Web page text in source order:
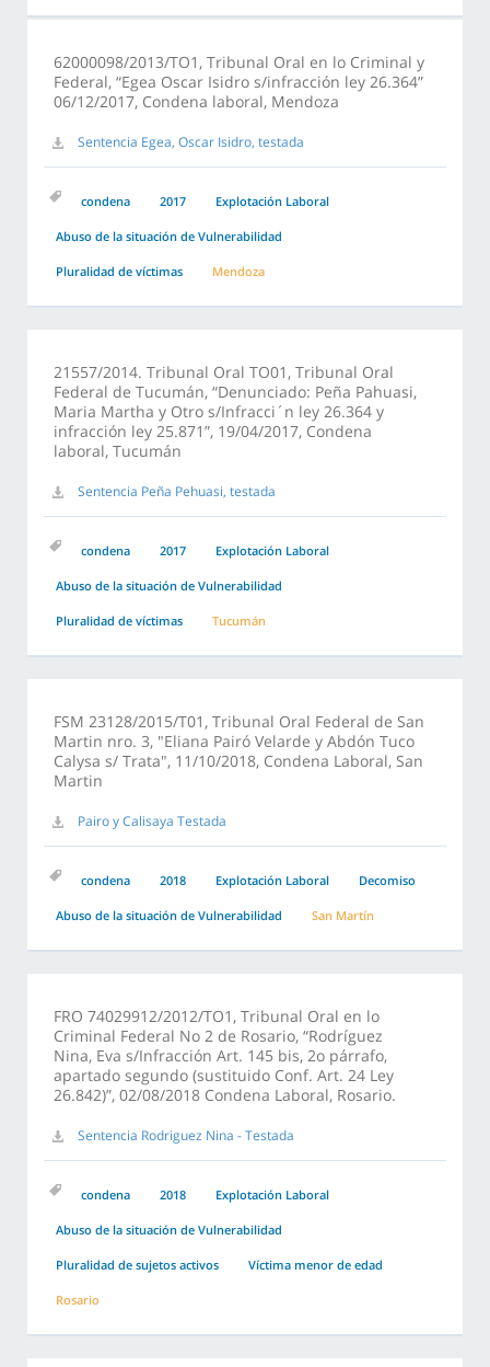
62000098/2013/TO1, Tribunal Oral en lo Criminal y
Federal, “Egea Oscar Isidro s/infracción ley 26.364”
06/12/2017, Condena laboral, Mendoza
Sentencia Egea, Oscar Isidro, testada
condena 2017 Explotación Laboral
Abuso de la situación de Vulnerabilidad
Pluralidad de víctimas Mendoza
21557/2014. Tribunal Oral TO01, Tribunal Oral
Federal de Tucumán, “Denunciado: Peña Pahuasi,
Maria Martha y Otro s/Infracci´n ley 26.364 y
infracción ley 25.871”, 19/04/2017, Condena
laboral, Tucumán
Sentencia Peña Pehuasi, testada
condena 2017 Explotación Laboral
Abuso de la situación de Vulnerabilidad
Pluralidad de víctimas Tucumán
FSM 23128/2015/T01, Tribunal Oral Federal de San
Martin nro. 3, "Eliana Pairó Velarde y Abdón Tuco
Calysa s/ Trata", 11/10/2018, Condena Laboral, San
Martin
Pairo y Calisaya Testada
condena 2018 Explotación Laboral Decomiso
Abuso de la situación de Vulnerabilidad San Martín
FRO 74029912/2012/TO1, Tribunal Oral en lo
Criminal Federal No 2 de Rosario, “Rodríguez
Nina, Eva s/Infracción Art. 145 bis, 2o párrafo,
apartado segundo (sustituido Conf. Art. 24 Ley
26.842)”, 02/08/2018 Condena Laboral, Rosario.
Sentencia Rodriguez Nina - Testada
condena 2018 Explotación Laboral
Abuso de la situación de Vulnerabilidad
Pluralidad de sujetos activos Víctima menor de edad
Rosario